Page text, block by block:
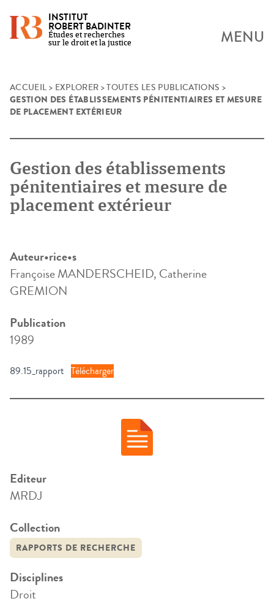
Skip
content
INSTITUT
ROBERT BADINTER
Études et recherches
sur le droit et la justice
MENU
ACCUEIL > EXPLORER >TOUTES LES PUBLICATIONS >
GESTION DES ÉTABLISSEMENTS PÉNITENTIAIRES ET MESURE
DE PLACEMENT EXTÉRIEUR
Gestion des établissements
pénitentiaires et mesure de
placement extérieur
Auteur•rice•s
Françoise MANDERSCHEID, Catherine
GREMION
Publication
1989
89.15_rapport Télécharger
Editeur
MRDJ
Collection
RAPPORTS DE RECHERCHE
Disciplines
Droit